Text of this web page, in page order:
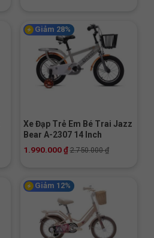
Giảm 28%
Xe Đạp Trẻ Em Bé Trai Jazz
Bear A-2307 14 Inch
1.990.000₫ 2.750.000₫
Giảm 12%